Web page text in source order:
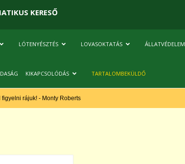
KERESŐ
LÓTENYÉSZTÉS LOVASOKTATÁS ÁLLATVÉDELEM
KIKAPCSOLÓDÁS TARTALOMBEKÜLDŐ
rájuk! - Monty Roberts